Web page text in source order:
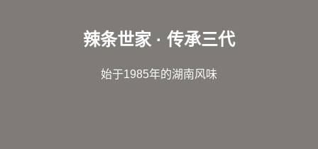
辣条世家 · 传承三代
始于1985年的湖南风味